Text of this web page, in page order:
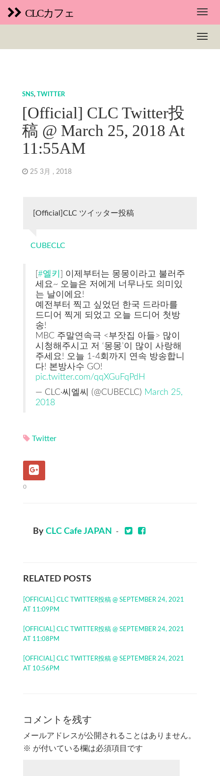
CLCカフェ
SNS, TWITTER
[Official] CLC Twitter投
稿 @ March 25, 2018 At
11:55AM
25 3月 , 2018
[Official]CLC ツイッター投稿
CUBECLC
#엘키
] 이제부터는 몽몽이라고 불러주
세요~ 오늘은 저에게 너무나도 의미있
는 날이에요!
예전부터 찍고 싶었던 한국 드라마를
드디어 찍게 되었고 오늘 드디어 첫방
송!
MBC 주말연속극 <부잣집 아들> 많이
시청해주시고 저 ‘몽몽’이 많이 사랑해
주세요! 오늘 1-4회까지 연속 방송합니
다! 본방사수 GO!
pic.twitter.com/qqXGuFqPdH
— CLC·씨엘씨 (@CUBECLC) March 25,
2018
Twitter
0
By CLC Cafe JAPAN -
RELATED POSTS
[OFFICIAL] CLC TWITTER投稿 @ SEPTEMBER 24, 2021
AT 11:09PM
[OFFICIAL] CLC TWITTER投稿 @ SEPTEMBER 24, 2021
AT 11:08PM
[OFFICIAL] CLC TWITTER投稿 @ SEPTEMBER 24, 2021
AT 10:56PM
コメントを残す
メールアドレスが公開されることはありません。
※ が付いている欄は必須項目です